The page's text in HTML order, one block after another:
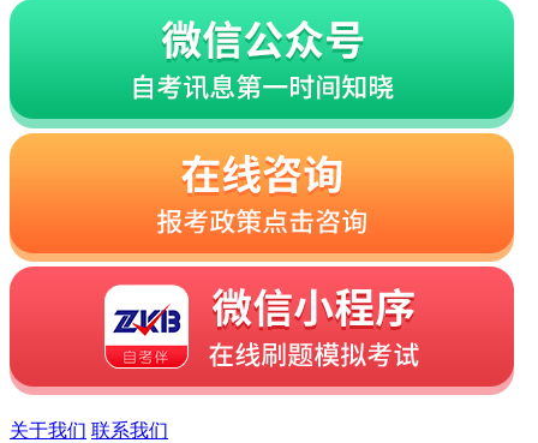
关于我们 联系我们